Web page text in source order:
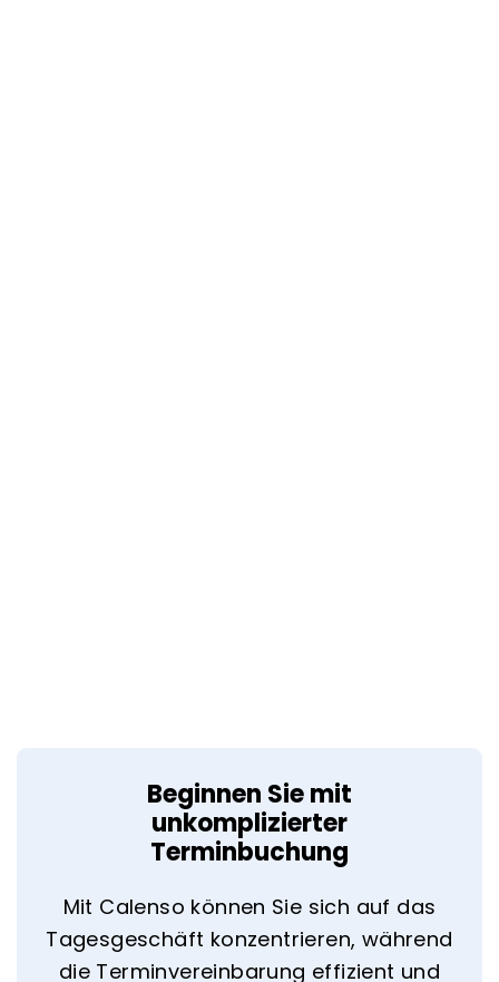
Beginnen Sie mit
unkomplizierter
Terminbuchung
Mit Calenso können Sie sich auf das
Tagesgeschäft konzentrieren, während
die Terminvereinbarung effizient und